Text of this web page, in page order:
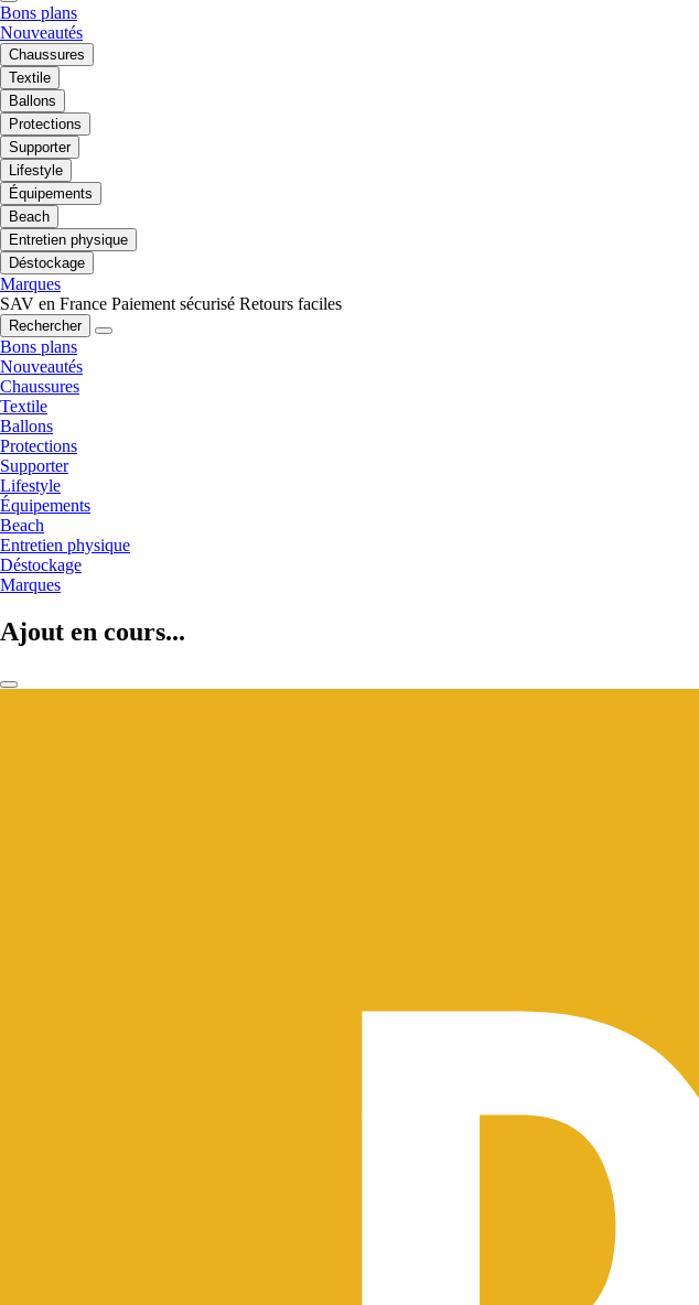
Bons plans
Nouveautés
Chaussures
Textile
Ballons
Protections
Supporter
Lifestyle
Équipements
Beach
Entretien physique
Déstockage
Marques
SAV en France Paiement sécurisé Retours faciles
Rechercher
Bons plans
Nouveautés
Chaussures
Textile
Ballons
Protections
Supporter
Lifestyle
Équipements
Beach
Entretien physique
Déstockage
Marques
Ajout en cours...